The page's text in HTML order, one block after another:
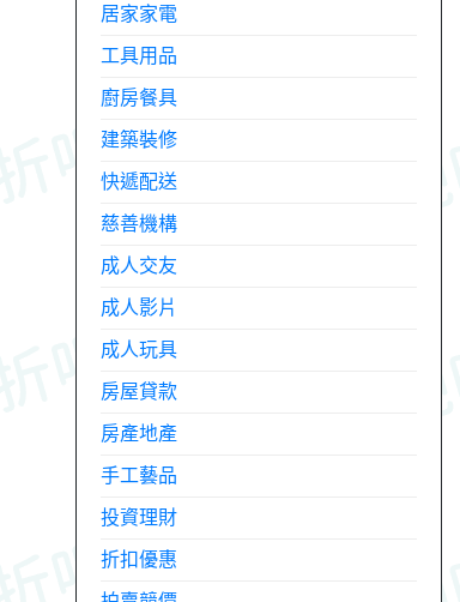
居家家電
工具用品
廚房餐具
建築裝修
快遞配送
慈善機構
成人交友
成人影片
成人玩具
房屋貸款
房產地產
手工藝品
投資理財
折扣優惠